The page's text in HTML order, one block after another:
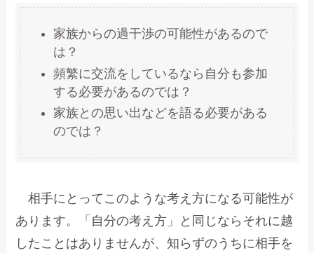
家族からの過干渉の可能性があるので
は？
頻繁に交流をしているなら自分も参加
する必要があるのでは？
家族との思い出などを語る必要がある
のでは？
相手にとってこのような考え方になる可能性が
あります。「自分の考え方」と同じならそれに越
したことはありませんが、知らずのうちに相手を